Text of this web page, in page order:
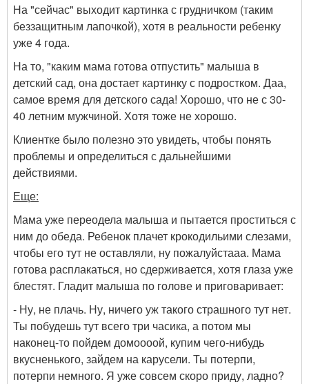
На "сейчас" выходит картинка с грудничком (таким
беззащитным лапочкой), хотя в реальности ребенку
уже 4 года.
На то, "каким мама готова отпустить" малыша в
детский сад, она достает картинку с подростком. Даа,
самое время для детского сада! Хорошо, что не с 30-
40 летним мужчиной. Хотя тоже не хорошо.
Клиентке было полезно это увидеть, чтобы понять
проблемы и определиться с дальнейшими
действиями.
Еще:
Мама уже переодела малыша и пытается проститься с
ним до обеда. Ребенок плачет крокодильими слезами,
чтобы его тут не оставляли, ну пожалуйстааа. Мама
готова расплакаться, но сдерживается, хотя глаза уже
блестят. Гладит малыша по голове и приговаривает:
- Ну, не плачь. Ну, ничего уж такого страшного тут нет.
Ты побудешь тут всего три часика, а потом мы
наконец-то пойдем домоооой, купим чего-нибудь
вкусненького, зайдем на карусели. Ты потерпи,
потерпи немного. Я уже совсем скоро приду, ладно?